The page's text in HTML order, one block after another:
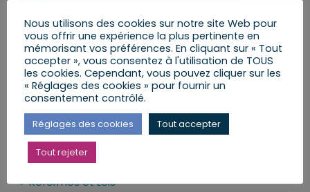
Ma prochaine permanence
Notice
Il n’y a pas d’évènements à venir.
Actualité par catégories
Mes Actions
Réformes et Lois
Nous utilisons des cookies sur notre site Web pour
vous offrir une expérience la plus pertinente en
mémorisant vos préférences. En cliquant sur « Tout
accepter », vous consentez à l'utilisation de TOUS
les cookies. Cependant, vous pouvez cliquer sur les
« Réglages des cookies » pour fournir un
consentement contrôlé.
Réglages des cookies Tout accepter
Tout rejeter